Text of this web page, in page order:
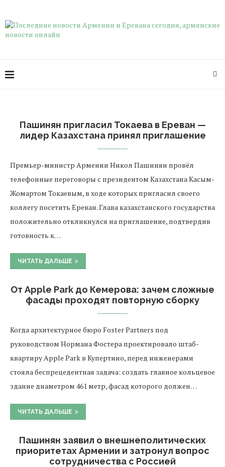
Пашинян пригласил Токаева в Ереван —
лидер Казахстана принял приглашение
Премьер-министр Армении Никол Пашинян провёл
телефонные переговоры с президентом Казахстана Касым-
Жомартом Токаевым, в ходе которых пригласил своего
коллегу посетить Ереван. Глава казахстанского государства
положительно откликнулся на приглашение, подтвердив
готовность к…
ЧИТАТЬ ДАЛЬШЕ
От Apple Park до Кемерова: зачем сложные
фасады проходят повторную сборку
Когда архитектурное бюро Foster Partners под
руководством Нормана Фостера проектировало штаб-
квартиру Apple Park в Купертино, перед инженерами
стояла беспрецедентная задача: создать главное кольцевое
здание диаметром 461 метр, фасад которого должен…
ЧИТАТЬ ДАЛЬШЕ
Пашинян заявил о внешнеполитических
приоритетах Армении и затронул вопрос
сотрудничества с Россией